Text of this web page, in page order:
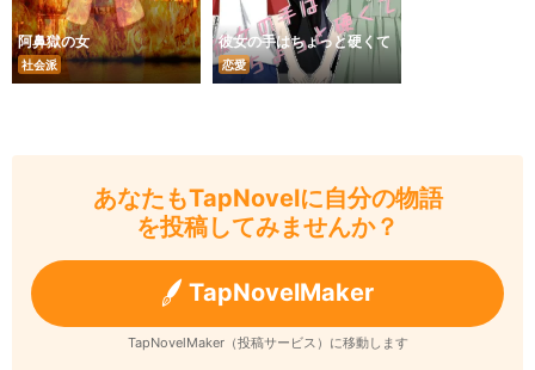
阿鼻獄の女
社会派
彼女の手はちょっと硬くて
恋愛
あなたもTapNovelに自分の物語
を投稿してみませんか？
TapNovelMaker
TapNovelMaker（投稿サービス）に移動します